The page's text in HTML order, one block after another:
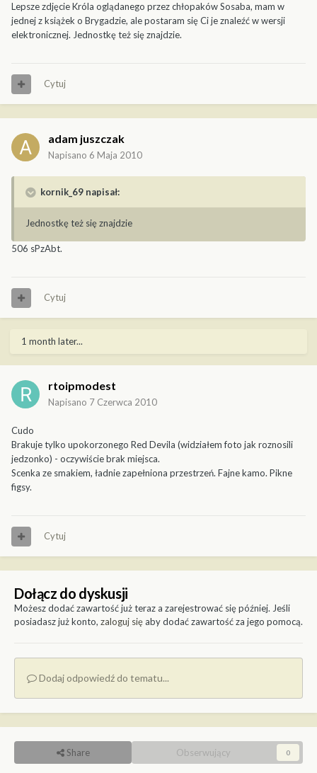
Lepsze zdjęcie Króla oglądanego przez chłopaków Sosaba, mam w
jednej z książek o Brygadzie, ale postaram się Ci je znaleźć w wersji
elektronicznej. Jednostkę też się znajdzie.
Cytuj
adam juszczak
Napisano 6 Maja 2010
kornik_69 napisał:
Jednostkę też się znajdzie
506 sPzAbt.
Cytuj
1 month later...
rtoipmodest
Napisano 7 Czerwca 2010
Cudo
Brakuje tylko upokorzonego Red Devila (widziałem foto jak roznosili
jedzonko) - oczywiście brak miejsca.
Scenka ze smakiem, ładnie zapełniona przestrzeń. Fajne kamo. Pikne
figsy.
Cytuj
Dołącz do dyskusji
Możesz dodać zawartość już teraz a zarejestrować się później. Jeśli
posiadasz już konto, zaloguj sięaby dodać zawartość za jego pomocą.
Dodaj odpowiedź do tematu...
Share Obserwujący 0